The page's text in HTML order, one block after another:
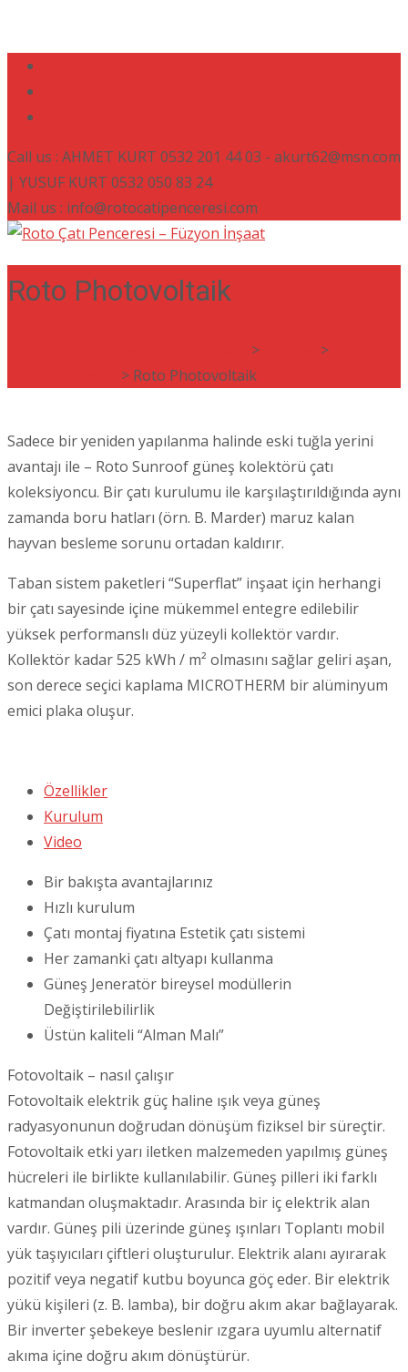
Call us : AHMET KURT 0532 201 44 03 - akurt62@msn.com
| YUSUF KURT 0532 050 83 24
Mail us : info@rotocatipenceresi.com
Roto Photovoltaik
> >
> Roto Photovoltaik
Sadece bir yeniden yapılanma halinde eski tuğla yerini
avantajı ile – Roto Sunroof güneş kolektörü çatı
koleksiyoncu. Bir çatı kurulumu ile karşılaştırıldığında aynı
zamanda boru hatları (örn. B. Marder) maruz kalan
hayvan besleme sorunu ortadan kaldırır.
Taban sistem paketleri “Superflat” inşaat için herhangi
bir çatı sayesinde içine mükemmel entegre edilebilir
yüksek performanslı düz yüzeyli kollektör vardır.
Kollektör kadar 525 kWh / m² olmasını sağlar geliri aşan,
son derece seçici kaplama MICROTHERM bir alüminyum
emici plaka oluşur.
Özellikler
Kurulum
Video
Bir bakışta avantajlarınız
Hızlı kurulum
Çatı montaj fiyatına Estetik çatı sistemi
Her zamanki çatı altyapı kullanma
Güneş Jeneratör bireysel modüllerin
Değiştirilebilirlik
Üstün kaliteli “Alman Malı”
Fotovoltaik – nasıl çalışır
Fotovoltaik elektrik güç haline ışık veya güneş
radyasyonunun doğrudan dönüşüm fiziksel bir süreçtir.
Fotovoltaik etki yarı iletken malzemeden yapılmış güneş
hücreleri ile birlikte kullanılabilir. Güneş pilleri iki farklı
katmandan oluşmaktadır. Arasında bir iç elektrik alan
vardır. Güneş pili üzerinde güneş ışınları Toplantı mobil
yük taşıyıcıları çiftleri oluşturulur. Elektrik alanı ayırarak
pozitif veya negatif kutbu boyunca göç eder. Bir elektrik
yükü kişileri (z. B. lamba), bir doğru akım akar bağlayarak.
Bir inverter şebekeye beslenir ızgara uyumlu alternatif
akıma içine doğru akım dönüştürür.